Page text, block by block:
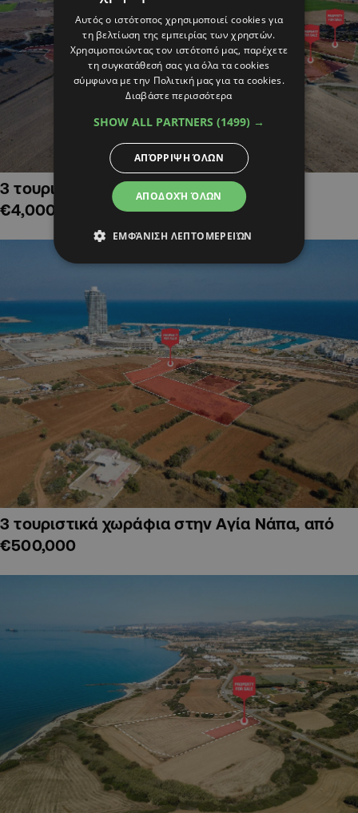
3 τουριστικά χωράφια στην Αλαμινό,
€4,000,000
3 τουριστικά χωράφια στην Αγία Νάπα, από
€500,000
Αυτός ο ιστότοπος χρησιμοποιεί cookies για
τη βελτίωση της εμπειρίας των χρηστών.
Χρησιμοποιώντας τον ιστότοπό μας, παρέχετε
τη συγκατάθεσή σας για όλα τα cookies
σύμφωνα με την Πολιτική μας για τα cookies.
Διαβάστε περισσότερα
SHOW ALL PARTNERS (1499) →
ΑΠΟΔΟΧΉ ΌΛΩΝ
ΑΠΌΡΡΙΨΗ ΌΛΩΝ
ΕΜΦΆΝΙΣΗ ΛΕΠΤΟΜΕΡΕΙΏΝ